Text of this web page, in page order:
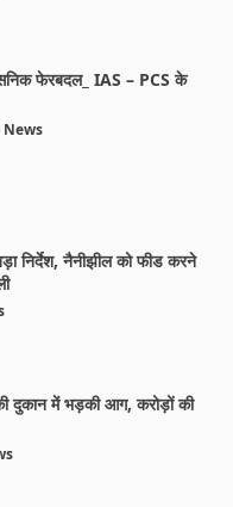
फेरबदल_ IAS – PCS के
News
निर्देश, नैनीझील को फीड करने
दुकान में भड़की आग, करोड़ों की